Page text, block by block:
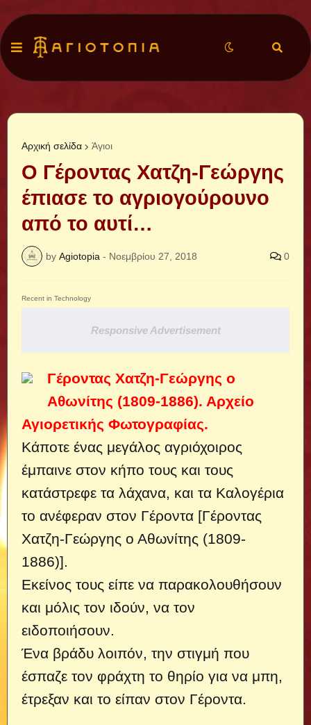
Αρχική σελίδα Άγιοι
Ο Γέροντας Χατζη-Γεώργης
έπιασε το αγριογούρουνο
από το αυτί…
by Agiotopia - Νοεμβρίου 27, 2018 0
Recent in Technology
Responsive Advertisement
Γέροντας Χατζη-Γεώργης ο
Αθωνίτης (1809-1886). Αρχείο
Αγιορετικής Φωτογραφίας.
Κάποτε ένας μεγάλος αγριόχοιρος
έμπαινε στον κήπο τους και τους
κατάστρεφε τα λάχανα, και τα Καλογέρια
το ανέφεραν στον Γέροντα [Γέροντας
Χατζη-Γεώργης ο Αθωνίτης (1809-
1886)].
Εκείνος τους είπε να παρακολουθήσουν
και μόλις τον ιδούν, να τον
ειδοποιήσουν.
Ένα βράδυ λοιπόν, την στιγμή που
έσπαζε τον φράχτη το θηρίο για να μπη,
έτρεξαν και το είπαν στον Γέροντα.